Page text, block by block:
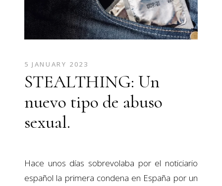
5 JANUARY 2023
STEALTHING: Un
nuevo tipo de abuso
sexual.
Hace unos días sobrevolaba por el noticiario
español la primera condena en España por un